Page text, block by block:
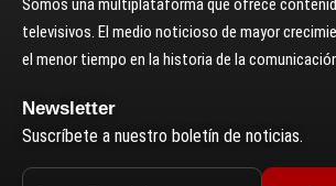
Somos una multiplataforma que ofrece
televisivos. El medio noticioso de mayor
el menor tiempo en la historia de la
Newsletter
Suscríbete a nuestro boletín de noticias.